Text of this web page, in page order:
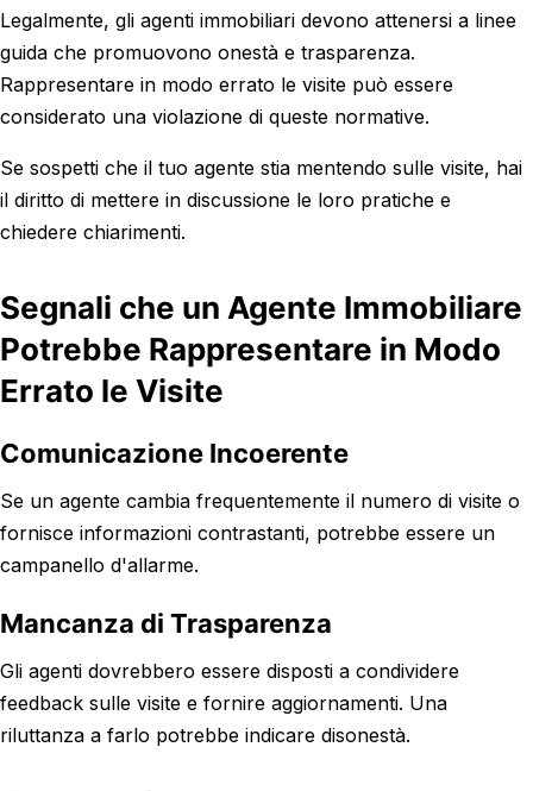
Legalmente, gli agenti immobiliari devono attenersi a linee
guida che promuovono onestà e trasparenza.
Rappresentare in modo errato le visite può essere
considerato una violazione di queste normative.
Se sospetti che il tuo agente stia mentendo sulle visite, hai
il diritto di mettere in discussione le loro pratiche e
chiedere chiarimenti.
Segnali che un Agente Immobiliare
Potrebbe Rappresentare in Modo
Errato le Visite
Comunicazione Incoerente
Se un agente cambia frequentemente il numero di visite o
fornisce informazioni contrastanti, potrebbe essere un
campanello d'allarme.
Mancanza di Trasparenza
Gli agenti dovrebbero essere disposti a condividere
feedback sulle visite e fornire aggiornamenti. Una
riluttanza a farlo potrebbe indicare disonestà.